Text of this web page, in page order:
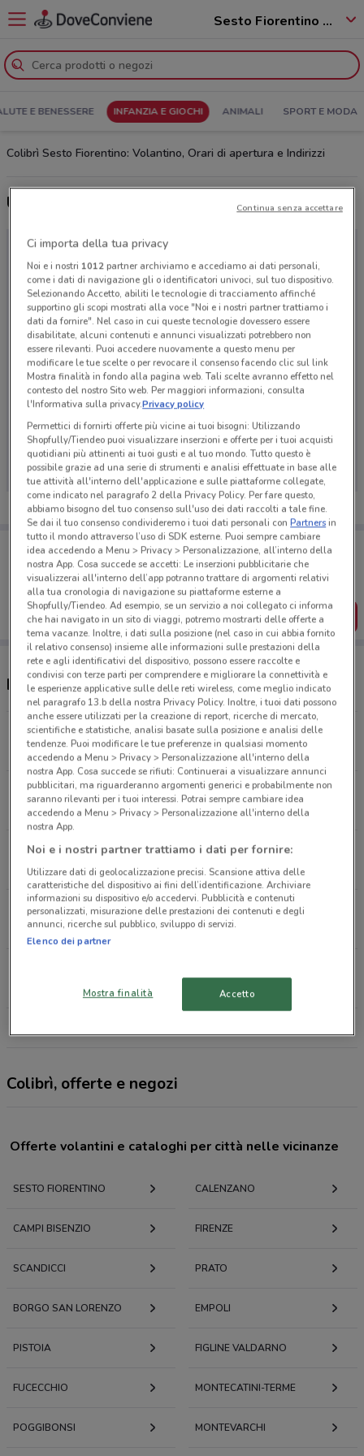
Sesto Fiorentino - 50019
E BENESSERE INFANZIA E GIOCHI ANIMALI SPORT E MODA
Colibrì Sesto Fiorentino: Volantino, Orari di apertura e Indirizzi
Ultime offerte del volantino Colibrì
Ci dispiace, al momento non abbiamo pubblicato
volantini nella tua zona. Riprova più tardi.
Porta DoveConviene sempre con te!
Puoi trovare le migliori offerte dei negozi vicino a te,
salvarle e creare la tua lista del risparmio, comodamente
dal tuo cellulare.
SCARICA L’APP
Negozi Colibrì a Sesto Fiorentino
Via Della Treccia, 11/13 Firenze
4.1 km
Viale G. Battista Morgagni, 8/E Firenze
5.6 km
Viale G. Battista Morgagni, 8/E Firenze
5.7 km
Via Duca D'Aosta, 20 Firenze
7.8 km
8.1 km
Colibrì, offerte e negozi
Offerte volantini e cataloghi per città nelle vicinanze
SESTO FIORENTINO CALENZANO
CAMPI BISENZIO FIRENZE
SCANDICCI PRATO
BORGO SAN LORENZO EMPOLI
PISTOIA FIGLINE VALDARNO
FUCECCHIO MONTECATINI-TERME
POGGIBONSI MONTEVARCHI
Ci importa della tua privacy
Noi e i nostri 1012partner archiviamo e accediamo ai dati personali,
come i dati di navigazione gli o identificatori univoci, sul tuo dispositivo.
Selezionando Accetto, abiliti le tecnologie di tracciamento affinché
supportino gli scopi mostrati alla voce "Noi e i nostri partner trattiamo i
dati da fornire". Nel caso in cui queste tecnologie dovessero essere
disabilitate, alcuni contenuti e annunci visualizzati potrebbero non
essere rilevanti. Puoi accedere nuovamente a questo menu per
modificare le tue scelte o per revocare il consenso facendo clic sul link
Mostra finalità in fondo alla pagina web. Tali scelte avranno effetto nel
contesto del nostro Sito web. Per maggiori informazioni, consulta
l'Informativa sulla privacy.Privacy policy
Permettici di fornirti offerte più vicine ai tuoi bisogni: Utilizzando
Shopfully/Tiendeo puoi visualizzare inserzioni e offerte per i tuoi acquisti
quotidiani più attinenti ai tuoi gusti e al tuo mondo. Tutto questo è
possibile grazie ad una serie di strumenti e analisi effettuate in base alle
tue attività all'interno dell'applicazione e sulle piattaforme collegate,
come indicato nel paragrafo 2 della Privacy Policy. Per fare questo,
abbiamo bisogno del tuo consenso sull'uso dei dati raccolti a tale fine.
Se dai il tuo consenso condivideremo i tuoi dati personali conPartnersin
tutto il mondo attraverso l’uso di SDK esterne. Puoi sempre cambiare
idea accedendo a Menu > Privacy > Personalizzazione, all’interno della
nostra App. Cosa succede se accetti: Le inserzioni pubblicitarie che
visualizzerai all'interno dell’app potranno trattare di argomenti relativi
alla tua cronologia di navigazione su piattaforme esterne a
Shopfully/Tiendeo. Ad esempio, se un servizio a noi collegato ci informa
che hai navigato in un sito di viaggi, potremo mostrarti delle offerte a
tema vacanze. Inoltre, i dati sulla posizione (nel caso in cui abbia fornito
il relativo consenso) insieme alle informazioni sulle prestazioni della
rete e agli identificativi del dispositivo, possono essere raccolte e
condivisi con terze parti per comprendere e migliorare la connettività e
le esperienze applicative sulle delle reti wireless, come meglio indicato
nel paragrafo 13.b della nostra Privacy Policy. Inoltre, i tuoi dati possono
anche essere utilizzati per la creazione di report, ricerche di mercato,
scientifiche e statistiche, analisi basate sulla posizione e analisi delle
tendenze. Puoi modificare le tue preferenze in qualsiasi momento
accedendo a Menu > Privacy > Personalizzazione all'interno della
nostra App. Cosa succede se rifiuti: Continuerai a visualizzare annunci
pubblicitari, ma riguarderanno argomenti generici e probabilmente non
saranno rilevanti per i tuoi interessi. Potrai sempre cambiare idea
accedendo a Menu > Privacy > Personalizzazione all'interno della
nostra App.
Noi e i nostri partner trattiamo i dati per fornire:
Utilizzare dati di geolocalizzazione precisi. Scansione attiva delle
caratteristiche del dispositivo ai fini dell’identificazione. Archiviare
informazioni su dispositivo e/o accedervi. Pubblicità e contenuti
personalizzati, misurazione delle prestazioni dei contenuti e degli
annunci, ricerche sul pubblico, sviluppo di servizi.
Elenco dei partner
Mostra finalità Accetto
Continua senza accettare